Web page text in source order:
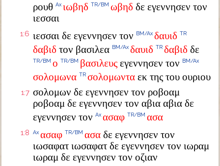
ρουθ Ax ιωβηδ TR/BM ωβηδ δε εγεννησεν τον
ιεσσαι
1:6 ιεσσαι δε εγεννησεν τον BM/Ax δαυιδ TR
δαβιδ τον βασιλεα BM/Ax δαυιδ TR δαβιδ δε
TR/BM ο TR/BM βασιλευς εγεννησεν τον BM/Ax
σολομωνα TR σολομωντα εκ της του ουριου
1:7 σολομων δε εγεννησεν τον ροβοαμ
ροβοαμ δε εγεννησεν τον αβια αβια δε
εγεννησεν τον Ax ασαφ TR/BM ασα
1:8 Ax ασαφ TR/BM ασα δε εγεννησεν τον
ιωσαφατ ιωσαφατ δε εγεννησεν τον ιωραμ
ιωραμ δε εγεννησεν τον οζιαν